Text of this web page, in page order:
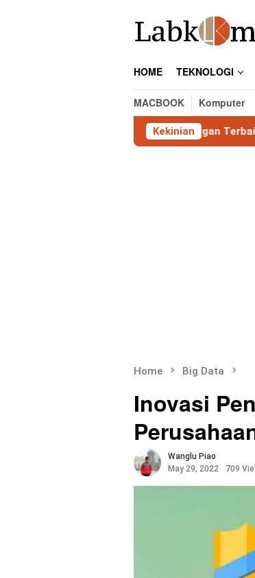
HOME TEKNOLOGI
MACBOOK Komputer
Kekinian
Tool Analisis Jaringan Terbaik untuk
Home Big Data
Inovasi
Wanglu Piao
May 29, 2022
709